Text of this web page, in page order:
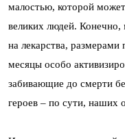
малостью, которой
великих людей.
на лекарства,
месяцы особо
забивающие до смерти
героев – по сути, наших